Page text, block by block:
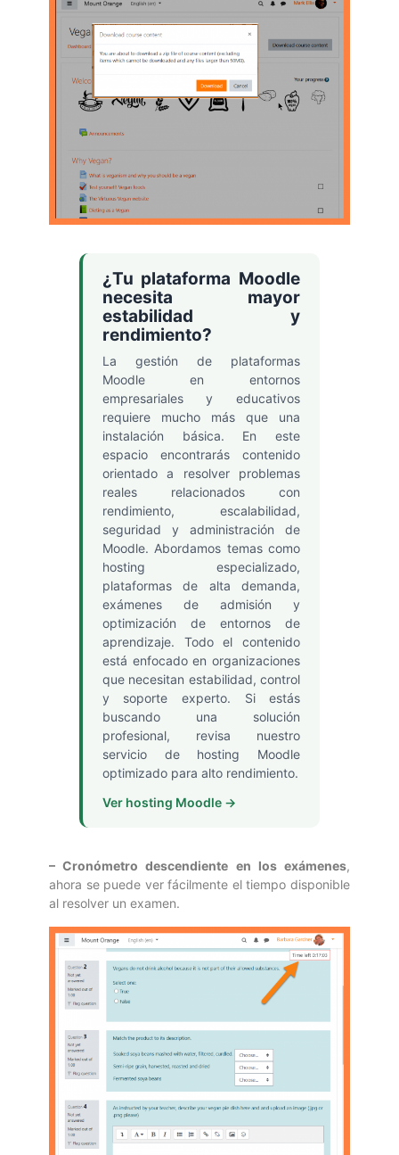
¿Tu plataforma Moodle
necesita mayor
estabilidad y
rendimiento?
La gestión de plataformas
Moodle en entornos
empresariales y educativos
requiere mucho más que una
instalación básica. En este
espacio encontrarás contenido
orientado a resolver problemas
reales relacionados con
rendimiento, escalabilidad,
seguridad y administración de
Moodle. Abordamos temas como
hosting especializado,
plataformas de alta demanda,
exámenes de admisión y
optimización de entornos de
aprendizaje. Todo el contenido
está enfocado en organizaciones
que necesitan estabilidad, control
y soporte experto. Si estás
buscando una solución
profesional, revisa nuestro
servicio de hosting Moodle
optimizado para alto rendimiento.
Ver hosting Moodle →
– Cronómetro descendiente en los exámenes,
ahora se puede ver fácilmente el tiempo disponible
al resolver un examen.